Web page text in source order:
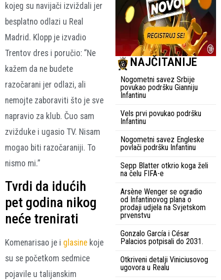
kojeg su navijači izviždali jer
besplatno odlazi u Real
Madrid. Klopp je izvadio
Trentov dres i poručio: “Ne
kažem da ne budete
razočarani jer odlazi, ali
nemojte zaboraviti što je sve
napravio za klub. Čuo sam
zvižduke i ugasio TV. Nisam
mogao biti razočaraniji. To
nismo mi.”
Tvrdi da idućih
pet godina nikog
neće trenirati
Komenarisao je i glasine koje
su se početkom sedmice
pojavile u talijanskim
NAJČITANIJE
Nogometni savez Srbije
povukao podršku Gianniju
Infantinu
Vels prvi povukao podršku
Infantinu
Nogometni savez Engleske
povlači podršku Infantinu
Sepp Blatter otkrio koga želi
na čelu FIFA-e
Arsène Wenger se ogradio
od Infantinovog plana o
prodaji udjela na Svjetskom
prvenstvu
Gonzalo García i César
Palacios potpisali do 2031.
Otkriveni detalji Viniciusovog
ugovora u Realu